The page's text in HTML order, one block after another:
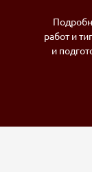
работ и
и